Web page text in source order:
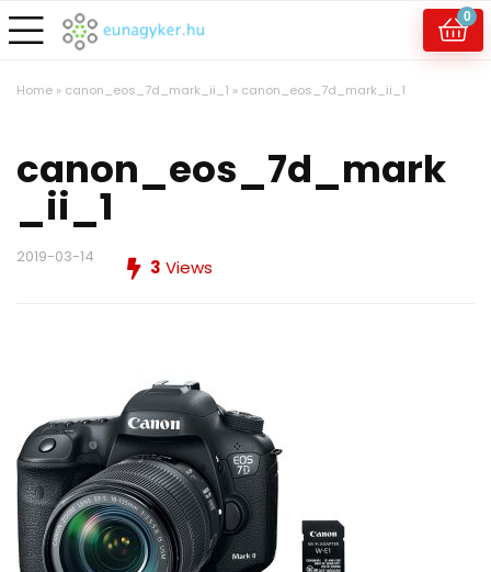
0
Home » canon_eos_7d_mark_ii_1 » canon_eos_7d_mark_ii_1
canon_eos_7d_mark
_ii_1
2019-03-14 3 Views